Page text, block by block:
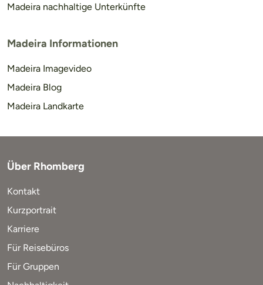
Madeira nachhaltige Unterkünfte
Madeira Informationen
Madeira Imagevideo
Madeira Blog
Madeira Landkarte
Über Rhomberg
Kontakt
Kurzportrait
Karriere
Für Reisebüros
Für Gruppen